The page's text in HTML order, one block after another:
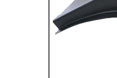
T-Typ und MG F